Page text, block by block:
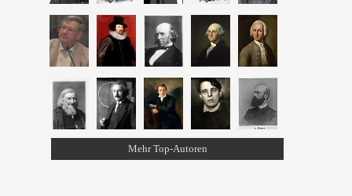
Mehr Top-Autoren